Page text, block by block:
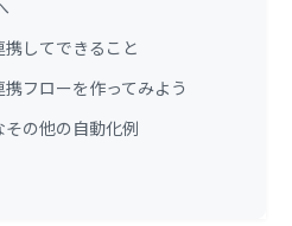
してできること
フローを作ってみよう
の他の自動化例